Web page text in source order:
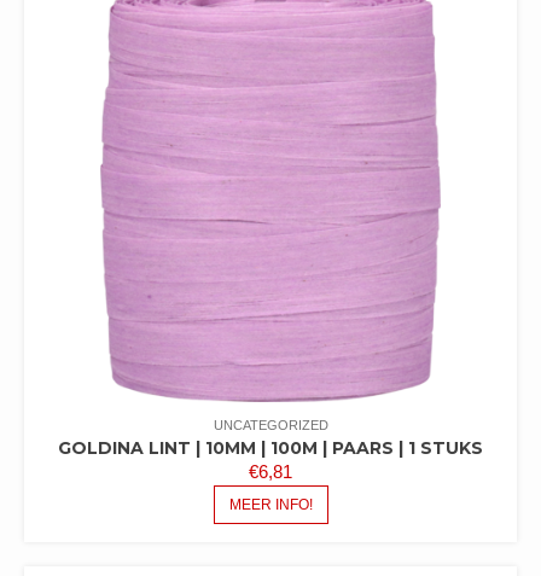
UNCATEGORIZED
GOLDINA LINT | 10MM | 100M | PAARS | 1 STUKS
€6,81
MEER INFO!